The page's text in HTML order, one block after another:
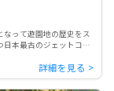
って遊園地の歴史をス
日本最古のジェットコー